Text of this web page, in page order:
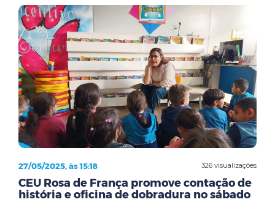
326 visualizações
27/05/2025, às 15:18
CEU Rosa de França promove contação de
história e oficina de dobradura no sábado